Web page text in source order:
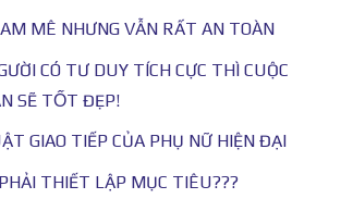
MÊ NHƯNG VẪN RẤT AN TOÀN
CÓ TƯ DUY TÍCH CỰC THÌ CUỘC
SẼ TỐT ĐẸP!
GIAO TIẾP CỦA PHỤ NỮ HIỆN ĐẠI
THIẾT LẬP MỤC TIÊU???